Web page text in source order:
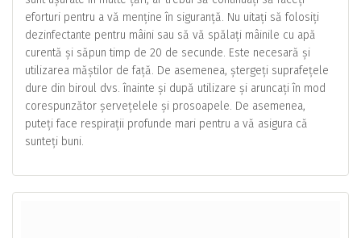
eforturi pentru a vă menține în siguranță. Nu uitați să folosiți
dezinfectante pentru mâini sau să vă spălați mâinile cu apă
curentă și săpun timp de 20 de secunde. Este necesară și
utilizarea măștilor de față. De asemenea, ștergeți suprafețele
dure din biroul dvs. înainte și după utilizare și aruncați în mod
corespunzător șervețelele și prosoapele. De asemenea,
puteți face respirații profunde mari pentru a vă asigura că
sunteți buni.